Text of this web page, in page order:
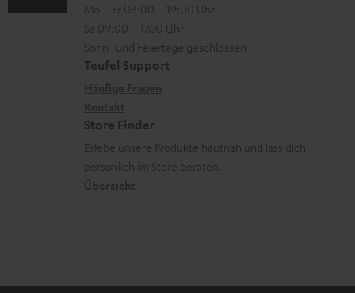
e
r
s
n
d
z
u
r
a
r
a
r
ä
t
ü
c
m
-
L
e
k
o
n
t
a
d
a
Mo – Fr 08:00 – 19:00 Uhr
Sa 09:00 – 17:30 Uhr
Sonn- und Feiertage geschlossen
Teufel Support
Store Finder
Erlebe unsere Produkte hautnah und lass dich
persönlich im Store beraten.